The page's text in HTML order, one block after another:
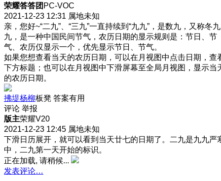
荣耀答答团 PC-VOC
2021-12-23 12:31 属地未知
亲，您好~“二九”、“三九”一直持续到“九九”，是数九，又称冬九
九，是一种中国民间节气，农历日期的显示规则是：节日、节
气、农历仅显示一个，优先显示节日、节气。
如果您想查看当天的农历日期，可以在月视图中点击日期，查
下方标题；也可以在月视图中下滑屏幕至全局月视图，显示当
的农历日期。
拂堤杨柳板凳 答案有用
评论 举报
版主荣耀V20
2021-12-23 12:45 属地未知
下滑日历展开，就可以看到当天廿七的日期了。二九是九九严
中，二九第一天开始的标识。
正在加载, 请稍候...
发表评论…